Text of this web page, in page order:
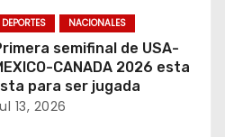
DEPORTES NACIONALES
semifinal de USA-
CANADA 2026 esta
para ser jugada
13, 2026